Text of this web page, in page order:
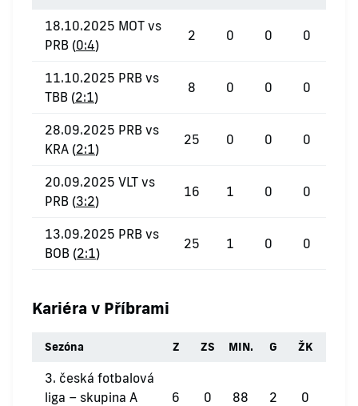
18.10.2025 MOT vs
PRB (0:4)
2 0 0 0
11.10.2025 PRB vs
TBB (2:1)
8 0 0 0
28.09.2025 PRB vs
KRA (2:1)
25 0 0 0
20.09.2025 VLT vs
PRB (3:2)
16 1 0 0
13.09.2025 PRB vs
BOB (2:1)
25 1 0 0
Kariéra v Příbrami
Sezóna Z ZS MIN. G ŽK
3. česká fotbalová
liga – skupina A
6 0 88 2 0